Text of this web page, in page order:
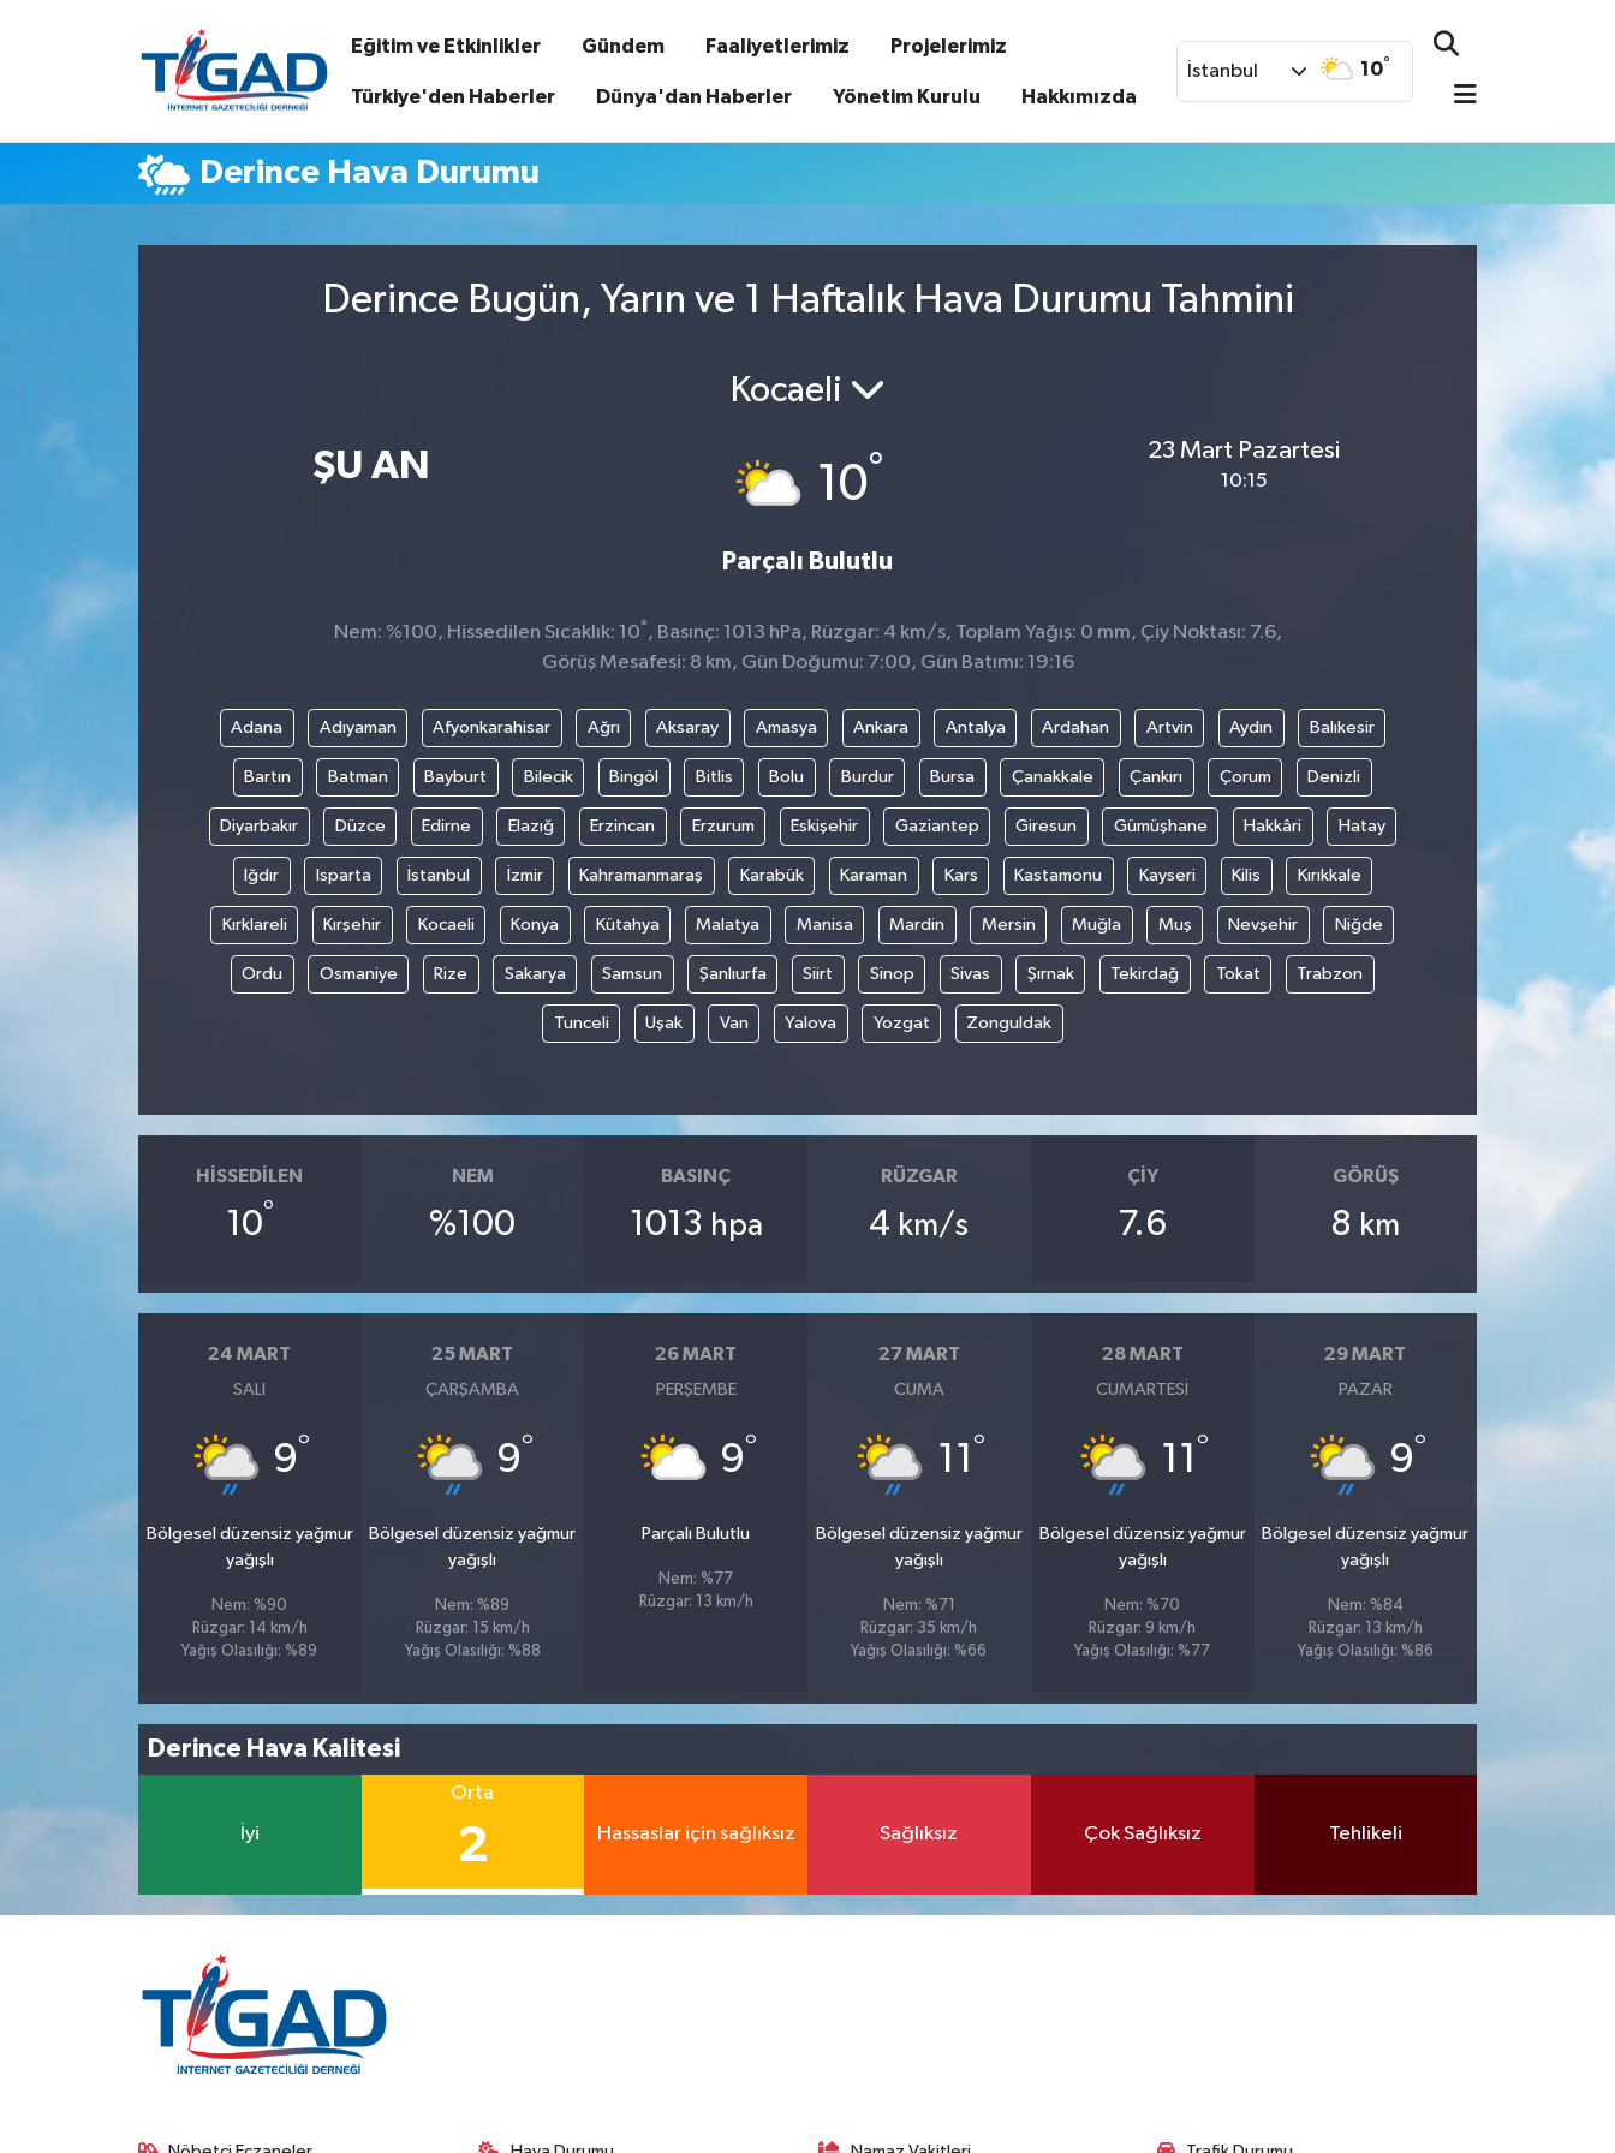
Eğitim ve Etkinlikler Gündem Faaliyetlerimiz Projelerimiz
Türkiye'den Haberler Dünya'dan Haberler Yönetim Kurulu Hakkımızda
İstanbul 10°
Derince Hava Durumu
Derince Bugün, Yarın ve 1 Haftalık Hava Durumu Tahmini
ŞU AN
Kocaeli
10°
Parçalı Bulutlu
23 Mart Pazartesi
10:15
Nem: %100, Hissedilen Sıcaklık: 10° , Basınç: 1013 hPa, Rüzgar: 4 km/s, Toplam Yağış: 0 mm, Çiy Noktası: 7.6,
Görüş Mesafesi: 8 km, Gün Doğumu: 7:00, Gün Batımı: 19:16
Adana Adıyaman Afyonkarahisar Ağrı Aksaray Amasya Ankara Antalya Ardahan Artvin Aydın Balıkesir
Bartın Batman Bayburt Bilecik Bingöl Bitlis Bolu Burdur Bursa Çanakkale Çankırı Çorum Denizli
Diyarbakır Düzce Edirne Elazığ Erzincan Erzurum Eskişehir Gaziantep Giresun Gümüşhane Hakkâri Hatay
Iğdır Isparta İstanbul İzmir Kahramanmaraş Karabük Karaman Kars Kastamonu Kayseri Kilis Kırıkkale
Kırklareli Kırşehir Kocaeli Konya Kütahya Malatya Manisa Mardin Mersin Muğla Muş Nevşehir Niğde
Ordu Osmaniye Rize Sakarya Samsun Şanlıurfa Siirt Sinop Sivas Şırnak Tekirdağ Tokat Trabzon
Tunceli Uşak Van Yalova Yozgat Zonguldak
HISSEDILEN
10°
NEM
%100
BASINÇ
1013 hpa
RÜZGAR
4 km/s
ÇIY
7.6
GÖRÜŞ
8 km
24 MART
SALI
9°
Bölgesel düzensiz yağmur
yağışlı
Nem: %90
Rüzgar: 14 km/h
Yağış Olasılığı: %89
25 MART
ÇARŞAMBA
9°
Bölgesel düzensiz yağmur
yağışlı
Nem: %89
Rüzgar: 15 km/h
Yağış Olasılığı: %88
26 MART
PERŞEMBE
9°
Parçalı Bulutlu
Nem: %77
Rüzgar: 13 km/h
27 MART
CUMA
11 °
Bölgesel düzensiz yağmur
yağışlı
Nem: %71
Rüzgar: 35 km/h
Yağış Olasılığı: %66
28 MART
CUMARTESI
11 °
Bölgesel düzensiz yağmur
yağışlı
Nem: %70
Rüzgar: 9 km/h
Yağış Olasılığı: %77
29 MART
PAZAR
9°
Bölgesel düzensiz yağmur
yağışlı
Nem: %84
Rüzgar: 13 km/h
Yağış Olasılığı: %86
Derince Hava Kalitesi
İyi
Orta
2 Hassaslar için sağlıksız Sağlıksız Çok Sağlıksız Tehlikeli
Nöbetçi Eczaneler
Hava Durumu